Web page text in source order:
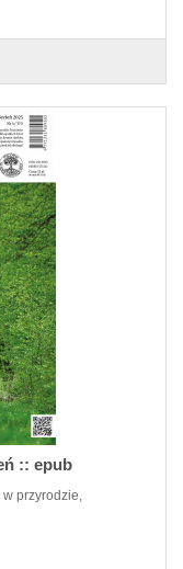
:: epub
przyrodzie,